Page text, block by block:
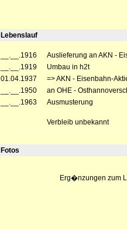
Lebenslauf
__.__.1916
Auslieferung an AKN -
__.__.1919
Umbau in h2t
01.04.1937
=> AKN - Eisenbahn-
__.__.1950
an OHE -
__.__.1963
Ausmusterung
Verbleib unbekannt
Fotos
Erg�nzungen zum